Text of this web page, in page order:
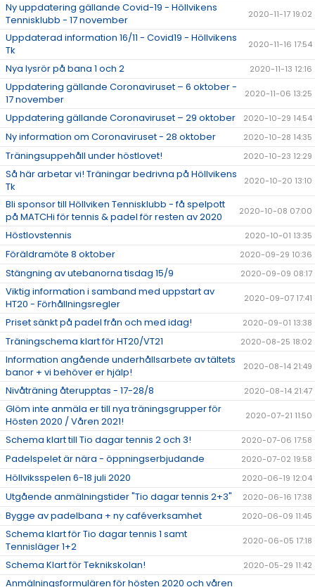
Ny uppdatering gällande Covid-19 - Höllvikens
Tennisklubb - 17 november
2020-11-17 19:02
Uppdaterad information 16/11 - Covid19 - Höllvikens
Tk
2020-11-16 17:54
Nya lysrör på bana 1 och 2 2020-11-13 12:16
Uppdatering gällande Coronaviruset – 6 oktober -
17 november
2020-11-06 13:25
Uppdatering gällande Coronaviruset – 29 oktober 2020-10-29 14:54
Ny information om Coronaviruset - 28 oktober 2020-10-28 14:35
Träningsuppehåll under höstlovet! 2020-10-23 12:29
Så här arbetar vi! Träningar bedrivna på Höllvikens
Tk
2020-10-20 13:10
Bli sponsor till Höllviken Tennisklubb - få spelpott
på MATCHi för tennis & padel för resten av 2020
2020-10-08 07:00
Höstlovstennis 2020-10-01 13:35
Föräldramöte 8 oktober 2020-09-29 10:36
Stängning av utebanorna tisdag 15/9 2020-09-09 08:17
Viktig information i samband med uppstart av
HT20 - Förhållningsregler
2020-09-07 17:41
Priset sänkt på padel från och med idag! 2020-09-01 13:38
Träningschema klart för HT20/VT21 2020-08-25 18:02
Information angående underhållsarbete av tältets
banor + vi behöver er hjälp!
2020-08-14 21:49
Nivåträning återupptas - 17-28/8 2020-08-14 21:47
Glöm inte anmäla er till nya träningsgrupper för
Hösten 2020 / Våren 2021!
2020-07-21 11:50
Schema klart till Tio dagar tennis 2 och 3! 2020-07-06 17:58
Padelspelet är nära - öppningserbjudande 2020-07-02 19:58
Höllviksspelen 6-18 juli 2020 2020-06-19 12:04
Utgående anmälningstider "Tio dagar tennis 2+3" 2020-06-16 17:38
Bygge av padelbana + ny caféverksamhet 2020-06-09 11:45
Schema klart för Tio dagar tennis 1 samt
Tennisläger 1+2
2020-06-05 17:18
Schema Klart för Teknikskolan! 2020-05-29 11:42
Anmälningsformulären för hösten 2020 och våren